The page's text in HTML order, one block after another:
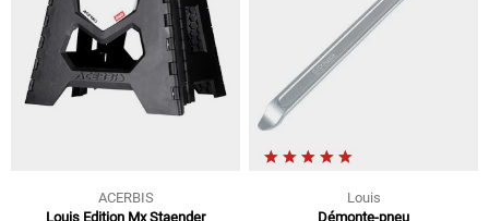
ACERBIS
Louis Edition Mx Staender
Louis
Démonte-pneu